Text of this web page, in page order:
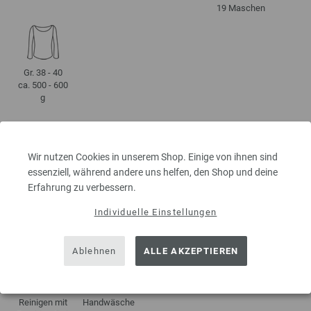
Wir nutzen Cookies in unserem Shop. Einige von ihnen sind
essenziell, während andere uns helfen, den Shop und deine
Erfahrung zu verbessern.
Individuelle Einstellungen
Ablehnen ALLE AKZEPTIEREN
19 Maschen
Gr. 38 - 40
ca. 500 - 600
g
PFLEGEHINWEISE
nicht erlaubt
Liegend
Bleichen
Reinigen mit
Handwäsche